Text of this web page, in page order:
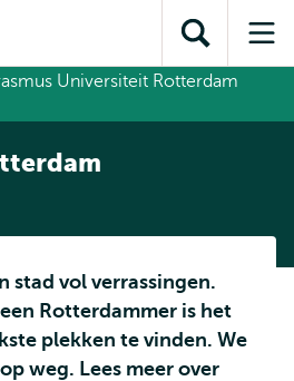
inhoud
gaan
gaan
Direct naar
subnavigatieToon
zoekveld
stad vol verrassingen.
Rotterdammer is het
plekken te vinden. We
weg. Lees meer over